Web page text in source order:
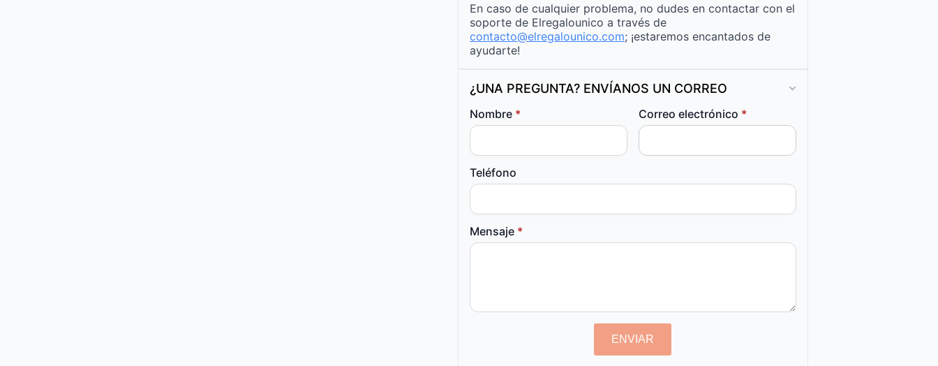
En caso de cualquier problema, no dudes en contactar con el
soporte de Elregalounico a través de
contacto@elregalounico.com; ¡estaremos encantados de
ayudarte!
¿UNA PREGUNTA? ENVÍANOS UN CORREO
Nombre * Correo electrónico *
Teléfono
Mensaje *
ENVIAR